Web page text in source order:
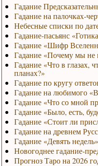
Гадание
Гадание на палочках-
Небесные списки по
Гадание-пасьянс
Гадание «Шифр
Гадание «Почему мы не
Гадание «Что в глазах,
планах?»
Гадание по кругу
Гадание на любимого
Гадание «Что со мной
Гадание «Было, есть,
Гадание «Стоит ли
Гадание на древнем
Гадание «Девять недель»
Новогоднее гадание-
Прогноз Таро на 2026